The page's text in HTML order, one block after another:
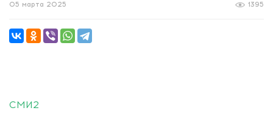
1395
05 марта 2025
СМИ2